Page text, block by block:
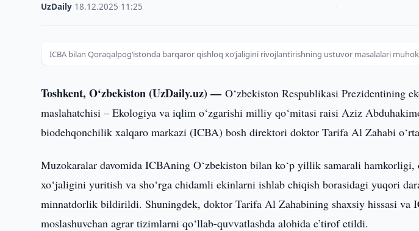
UzDaily 18.12.2025 11:25
ICBA bilan Qoraqalpog‘istonda barqaror qishloq xo‘jaligini rivojlantirishning ustuvor masalalari
Toshkent, O‘zbekiston (UzDaily.uz) —O‘zbekiston Respublikasi Prezidentining
maslahatchisi – Ekologiya va iqlim o‘zgarishi milliy qo‘mitasi raisi Aziz
biodehqonchilik xalqaro markazi (ICBA) bosh direktori doktor Tarifa Al Zahabi
Muzokaralar davomida ICBAning O‘zbekiston bilan ko‘p yillik samarali hamkorligi,
xo‘jaligini yuritish va sho‘rga chidamli ekinlarni ishlab chiqish borasidagi yuqori
minnatdorlik bildirildi. Shuningdek, doktor Tarifa Al Zahabining shaxsiy hissasi va
moslashuvchan agrar tizimlarni qo‘llab-quvvatlashda alohida e’tirof etildi.